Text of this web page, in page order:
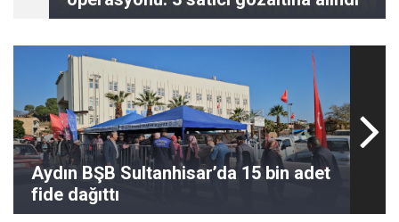
Aydın BŞB Sultanhisar’da 15 bin adet
fide dağıttı